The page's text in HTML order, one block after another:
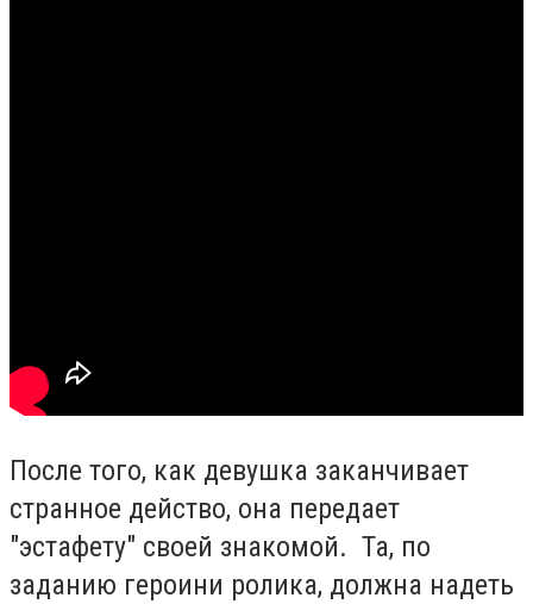
После того, как девушка заканчивает
странное действо, она передает
"эстафету" своей знакомой. Та, по
заданию героини ролика, должна надеть